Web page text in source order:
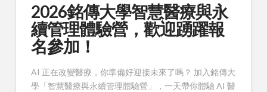
2026銘傳大學智慧醫療與永
續管理體驗營，歡迎踴躍報
名參加！
AI 正在改變醫療，你準備好迎接未來了嗎？ 加入銘傳大
學「智慧醫療與永續管理體驗營」，一天帶你體驗 AI 醫